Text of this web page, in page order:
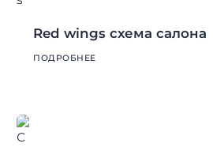
Red wings схема салона
ПОДРОБНЕЕ